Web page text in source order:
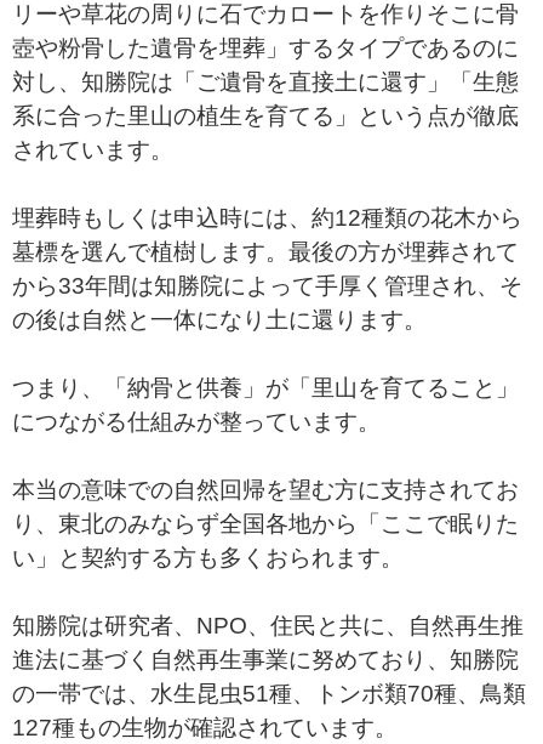
リーや草花の周りに石でカロートを作りそこに骨
壺や粉骨した遺骨を埋葬」するタイプであるのに
対し、知勝院は「ご遺骨を直接土に還す」「生態
系に合った里山の植生を育てる」という点が徹底
されています。
埋葬時もしくは申込時には、約12種類の花木から
墓標を選んで植樹します。最後の方が埋葬されて
から33年間は知勝院によって手厚く管理され、そ
の後は自然と一体になり土に還ります。
つまり、「納骨と供養」が「里山を育てること」
につながる仕組みが整っています。
本当の意味での自然回帰を望む方に支持されてお
り、東北のみならず全国各地から「ここで眠りた
い」と契約する方も多くおられます。
知勝院は研究者、NPO、住民と共に、自然再生推
進法に基づく自然再生事業に努めており、知勝院
の一帯では、水生昆虫51種、トンボ類70種、鳥類
127種もの生物が確認されています。